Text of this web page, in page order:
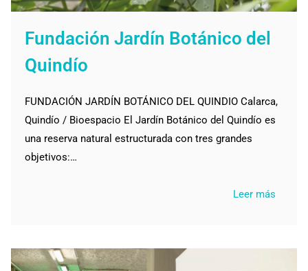
Fundación Jardín Botánico del
Quindío
FUNDACIÓN JARDÍN BOTÁNICO DEL QUINDIO Calarca,
Quindío / Bioespacio El Jardín Botánico del Quindío es
una reserva natural estructurada con tres grandes
objetivos:…
Leer más